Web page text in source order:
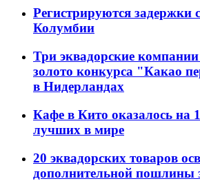
Регистрируются задержки
Колумбии
Три эквадорские
золото конкурса "Какао
в Нидерландах
Кафе в Кито оказалось на
лучших в мире
20 эквадорских товаров
дополнительной